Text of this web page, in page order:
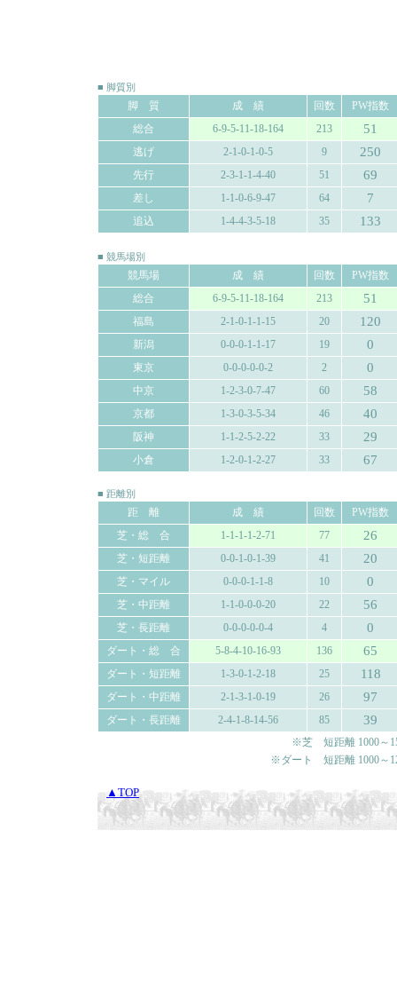
■ 脚質別
脚 質 成 績 回数
PW指数
総合
6-9-5-11-18-164 213 51
逃げ 2-1-0-1-0-5 9 250
先行 2-3-1-1-4-40 51 69
差し 1-1-0-6-9-47 64 7
追込 1-4-4-3-5-18 35 133
■ 競馬場別
競馬場 成 績 回数
PW指数
総合
6-9-5-11-18-164 213 51
福島 2-1-0-1-1-15 20 120
新潟 0-0-0-1-1-17 19 0
東京 0-0-0-0-0-2 2 0
中京 1-2-3-0-7-47 60 58
京都 1-3-0-3-5-34 46 40
阪神 1-1-2-5-2-22 33 29
小倉 1-2-0-1-2-27 33 67
■ 距離別
距 離 成 績 回数
PW指数
芝・総 合
1-1-1-1-2-71 77 26
芝・短距離 0-0-1-0-1-39 41 20
芝・マイル 0-0-0-1-1-8 10 0
芝・中距離 1-1-0-0-0-20 22 56
芝・長距離 0-0-0-0-0-4 4 0
ダート・総 合 5-8-4-10-16-93 136 65
ダート・短距離 1-3-0-1-2-18 25 118
ダート・中距離 2-1-3-1-0-19 26 97
ダート・長距離 2-4-1-8-14-56 85 39
※芝 短距離 1000～
※ダート 短距離 1000～
▲TOP